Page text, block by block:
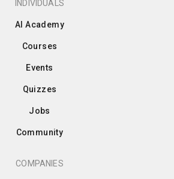
INDIVIDUALS
AI Academy
Courses
Events
Quizzes
Jobs
Community
COMPANIES